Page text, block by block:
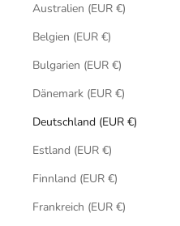
Australien (EUR €)
Belgien (EUR €)
Bulgarien (EUR €)
Dänemark (EUR €)
Deutschland (EUR €)
Estland (EUR €)
Finnland (EUR €)
Frankreich (EUR €)